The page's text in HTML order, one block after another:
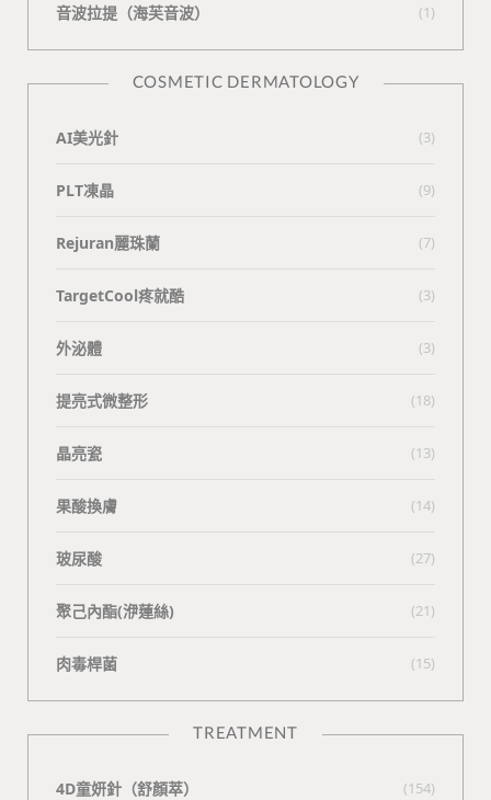
⾳波拉提（海芙⾳波） (1)
COSMETIC DERMATOLOGY
AI美光針 (3)
PLT凍晶 (9)
Rejuran麗珠蘭 (7)
TargetCool疼就酷 (3)
外泌體 (3)
提亮式微整形 (18)
晶亮瓷 (13)
果酸換膚 (14)
玻尿酸 (27)
聚己內酯(洢蓮絲) (21)
肉毒桿菌 (15)
TREATMENT
4D童妍針（舒顏萃） (154)